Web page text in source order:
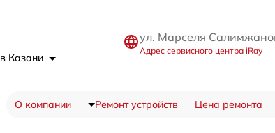
в Казани
ул. Марселя
Адрес сервисного центра iRay
О компании Ремонт устройств Цена ремонта